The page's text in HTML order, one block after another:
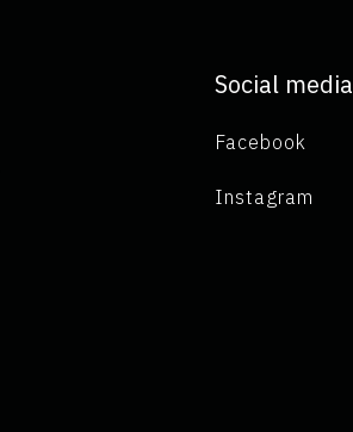
Social media
Facebook
Instagram